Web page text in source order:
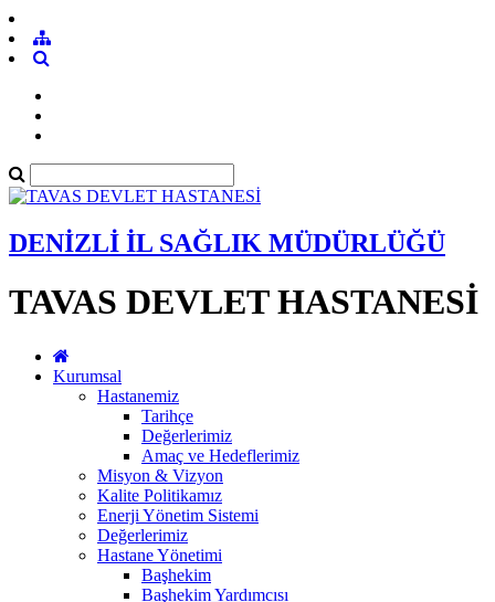
DENİZLİ İL SAĞLIK MÜDÜRLÜĞÜ
TAVAS DEVLET HASTANESİ
Kurumsal
Hastanemiz
Tarihçe
Değerlerimiz
Amaç ve Hedeflerimiz
Misyon & Vizyon
Kalite Politikamız
Enerji Yönetim Sistemi
Değerlerimiz
Hastane Yönetimi
Başhekim
Başhekim Yardımcısı